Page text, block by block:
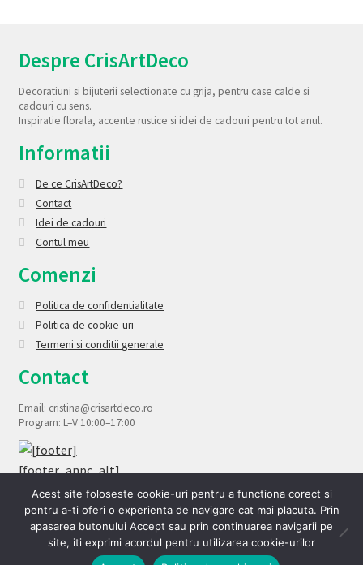
Despre CrisArtDeco
Decoratiuni si bijuterii selectionate cu grija, pentru case calde si
cadouri cu sens.
Inspiratie florala, accente rustice si idei de cadouri pentru tot anul.
Informatii
De ce CrisArtDeco?
Contact
Idei de cadouri
Contul meu
Comenzi
Politica de confidentialitate
Politica de cookie-uri
Termeni si conditii generale
Contact
Email: cristina@crisartdeco.ro
Program: L–V 10:00–17:00
© CrisArtDeco magazin online de decoratiuni si bijuterii 2026
Acest site foloseste cookie-uri pentru a functiona corect si
pentru a-ti oferi o experienta de navigare cat mai placuta. Prin
apasarea butonului Accept sau prin continuarea navigarii pe
site, iti exprimi acordul pentru utilizarea cookie-urilor